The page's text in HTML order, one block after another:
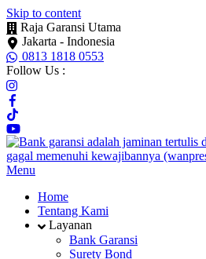
Skip to content
Raja Garansi Utama
Jakarta - Indonesia
0813 1818 0553
Follow Us :
Menu
Home
Tentang Kami
Layanan
Bank Garansi
Surety Bond